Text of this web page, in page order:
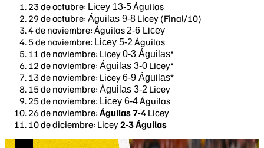
23 de octubre: Licey 13-5Águilas
29 de octubre: Águilas 9-8 Licey (Final/10)
4 de noviembre: Águilas 2-6 Licey
5 de noviembre: Licey 5-2 Águilas
11 de noviembre: Licey0-3 Águilas*
12 de noviembre: Águilas 3-0 Licey*
13 de noviembre: Licey6-9 Águilas*
15 de noviembre: Águilas 3-2 Licey
25 de noviembre: Licey 6-4Águilas
26 de noviembre: Águilas 7-4 Licey
10 de diciembre: Licey2-3 Águilas